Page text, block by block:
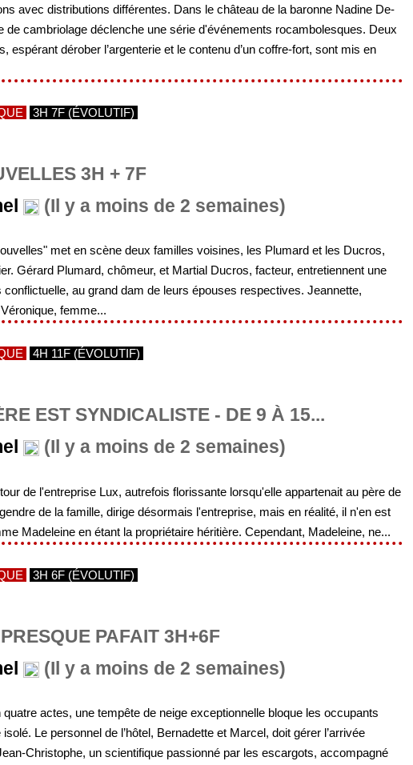
avec distributions différentes. Dans le château de la baronne Nadine De-
de cambriolage déclenche une série d'événements rocambolesques. Deux
espérant dérober l’argenterie et le contenu d’un coffre-fort, sont mis en
3H 7F (ÉVOLUTIF)
3H + 7F
(Il y a moins de 2 semaines)
met en scène deux familles voisines, les Plumard et les Ducros,
Gérard Plumard, chômeur, et Martial Ducros, facteur, entretiennent une
au grand dam de leurs épouses respectives. Jeannette,
femme...
4H 11F (ÉVOLUTIF)
EST SYNDICALISTE - DE 9 À 15...
(Il y a moins de 2 semaines)
de l'entreprise Lux, autrefois florissante lorsqu'elle appartenait au père de
de la famille, dirige désormais l'entreprise, mais en réalité, il n'en est
Madeleine en étant la propriétaire héritière. Cependant, Madeleine, ne...
3H 6F (ÉVOLUTIF)
PAFAIT 3H+6F
(Il y a moins de 2 semaines)
actes, une tempête de neige exceptionnelle bloque les occupants
isolé. Le personnel de l’hôtel, Bernadette et Marcel, doit gérer l’arrivée
Christophe, un scientifique passionné par les escargots, accompagné